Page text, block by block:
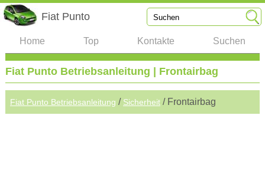
Fiat Punto
Home Top Kontakte Suchen
Fiat Punto Betriebsanleitung | Frontairbag
Fiat Punto Betriebsanleitung / Sicherheit/ Frontairbag